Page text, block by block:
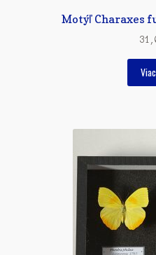
Motýľ Charaxes